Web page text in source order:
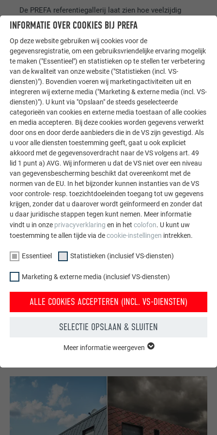
De PREFA referentiegallerij laat zien hoe veelzijdig
aluminium kan worden toegepast. Ontdek meer
aluminiumoplossingen voor dak, zonne-energie en
gevel.
MEER REFERENTIES BEKIJKEN
Gratis brochures bestellen
hoogwaterbescherming – met PREFA producten van
aluminium ziet uw huis er niet alleen goed uit, maar het is
ook optimaal beschermt.
GRATIS BESTELLEN
INFORMATIE OVER COOKIES BIJ PREFA
Op deze website gebruiken wij cookies voor de
gegevensregistratie, om een gebruiksvriendelijke ervaring mogelijk
te maken ("Essentieel") en statistieken op te stellen ter verbetering
van de kwaliteit van onze website ("Statistieken (incl. VS-
diensten)"). Bovendien voeren wij marketingactiviteiten uit en
integreren wij externe media ("Marketing & externe media (incl. VS-
diensten)"). U kunt via "Opslaan" de steeds geselecteerde
categorieën van cookies en externe media toestaan of alle cookies
en media accepteren. Bij deze cookies worden gegevens verwerkt
door ons en door derde aanbieders die in de VS zijn gevestigd. Als
u voor alle diensten toestemming geeft, gaat u ook expliciet
akkoord met de gegevensoverdracht naar de VS volgens art. 49
lid 1 punt a) AVG. Wij informeren u dat de VS niet over een niveau
van gegevensbescherming beschikt dat overeenkomt met de
normen van de EU. In het bijzonder kunnen instanties van de VS
voor controle- resp. toezichtdoeleinden toegang tot uw gegevens
krijgen, zonder dat u daarover wordt geïnformeerd en zonder dat
u daar juridische stappen tegen kunt nemen. Meer informatie
vindt u in onze privacyverklaring en in het colofon. U kunt uw
toestemming te allen tijde via decookie-instellingen intrekken.
Essentieel Statistieken (inclusief VS-diensten)
Marketing & externe media (inclusief VS-diensten)
ALLE COOKIES ACCEPTEREN (INCL. VS-DIENSTEN)
SELECTIE OPSLAAN & SLUITEN
onberispelijk werkt.
NAAM PHPSESSID
PHP
STATISTIEKEN (INCLUSIEF VS-DIENSTEN)
Meer informatie weergeven